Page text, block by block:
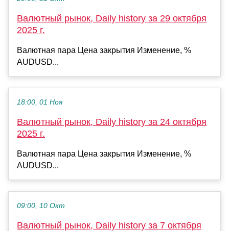
Валютный рынок, Daily history за 29 октября
2025 г.
Валютная пара Цена закрытия Изменение, %
AUDUSD...
18:00, 01 Ноя
Валютный рынок, Daily history за 24 октября
2025 г.
Валютная пара Цена закрытия Изменение, %
AUDUSD...
09:00, 10 Окт
Валютный рынок, Daily history за 7 октября